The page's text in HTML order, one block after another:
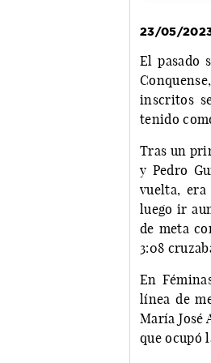
23/05/
El pasado
inscritos
tenido
Tras un
y Pedro
vuelta,
luego ir
de meta
3:08
En
línea de
María José
que ocupó